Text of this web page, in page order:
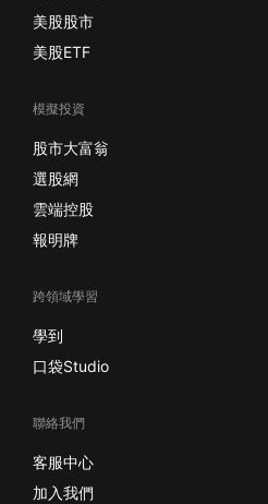
美股股市
美股ETF
模擬投資
股市大富翁
選股網
雲端控股
報明牌
跨領域學習
學到
口袋Studio
聯絡我們
客服中心
加入我們